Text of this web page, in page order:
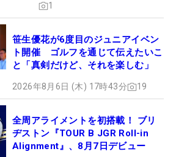
1
笹生優花が6度目のジュニアイベン
ト開催 ゴルフを通じて伝えたいこ
と「真剣だけど、それを楽しむ」
2026年8月6日 (木) 17時43分 19
全周アライメントを初搭載！ ブリ
ヂストン『TOUR B JGR Roll-in
Alignment』、8月7日デビュー